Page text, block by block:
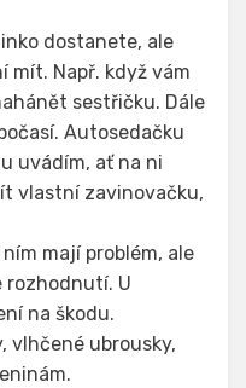
dostanete, ale
mít. Např. když vám
sestřičku. Dále
Autosedačku
uvádím, ať na ni
vlastní zavinovačku,
mají problém, ale
rozhodnutí. U
na škodu.
vlhčené ubrousky,